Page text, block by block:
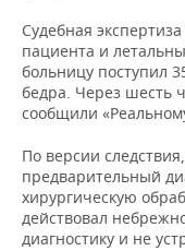
ОТКРЫТАЯ
БАСКЕТБОЛ
ВОЛЕЙБОЛ
КИБЕРСПОРТ
ФИГУРНОЕ
ИСТОРИЯ
КУЛЬТУРА
МЕДИЦИНА
СЮЖЕТЫ
СПРАВОЧНИК
СПИСОК ПЕРСОН
СПИСОК
ПОЛНАЯ ВЕРСИЯ
Судебная
пациента и
больницу поступил
бедра. Через шесть
сообщили
По версии
предварительный
хирургическую
действовал
диагностику и не